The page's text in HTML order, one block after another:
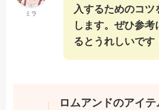
ミラ
入するためのコツ
します。ぜひ参
るとうれしいです
ロムアンドのアイ